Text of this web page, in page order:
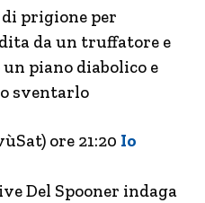
prigione per
da un truffatore e
piano diabolico e
sventarlo
ore 21:20 Io
Del Spooner indaga